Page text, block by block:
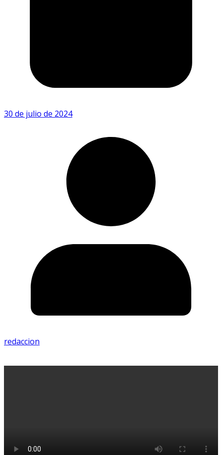
30 de julio de 2024
redaccion